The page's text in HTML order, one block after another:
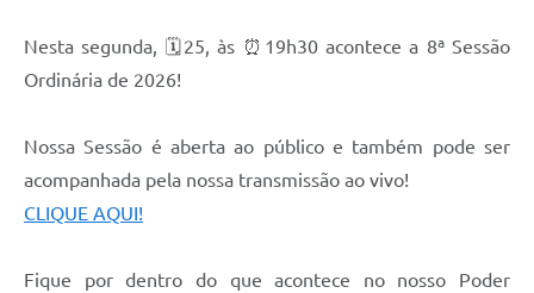
Nesta segunda, 🗓25, às ⏰19h30 acontece a 8ª Sessão
Ordinária de 2026!
Nossa Sessão é aberta ao público e também pode ser
acompanhada pela nossa transmissão ao vivo!
CLIQUE AQUI!
Fique por dentro do que acontece no nosso Poder